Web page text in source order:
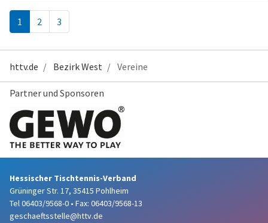
1 2 3
httv.de Bezirk West Vereine
Partner und Sponsoren
Hessischer Tischtennis-Verband
Grüninger Str. 17, 35415 Pohlheim
Tel 06403/9568-0 • Fax: 06403/9568-13
geschaeftsstelle@httv.de